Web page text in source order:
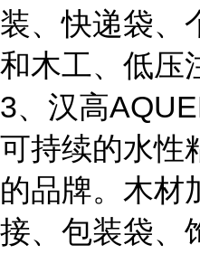
装、快递袋、
和木工、低压
3、汉高
可持续的水性
的品牌。木材
接、包装袋、